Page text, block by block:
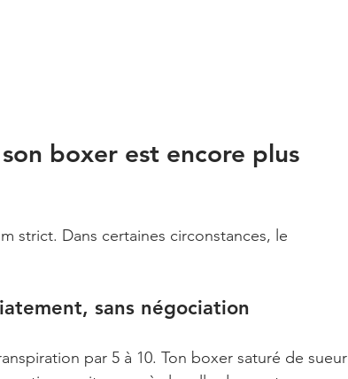
boxer est encore plus
strict. Dans certaines circonstances, le
sans négociation
par 5 à 10. Ton boxer saturé de sueur